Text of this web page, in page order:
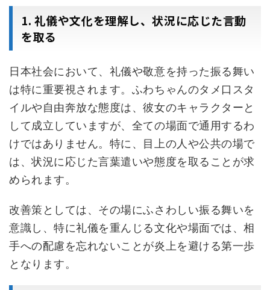
1. 礼儀や文化を理解し、状況に応じた言動
を取る
日本社会において、礼儀や敬意を持った振る舞い
は特に重要視されます。ふわちゃんのタメ口スタ
イルや自由奔放な態度は、彼女のキャラクターと
して成立していますが、全ての場面で通用するわ
けではありません。特に、目上の人や公共の場で
は、状況に応じた言葉遣いや態度を取ることが求
められます。
改善策としては、その場にふさわしい振る舞いを
意識し、特に礼儀を重んじる文化や場面では、相
手への配慮を忘れないことが炎上を避ける第一歩
となります。